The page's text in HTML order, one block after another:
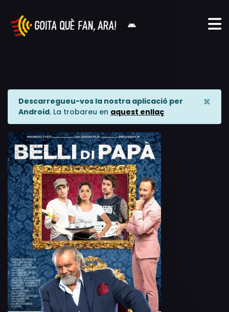
Descarregueu-vos la nostra aplicació per
Android. La trobareu en aquest enllaç
×